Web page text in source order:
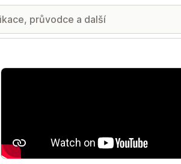
Galerie propagovaných obrázků